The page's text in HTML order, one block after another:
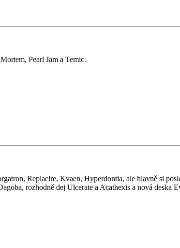
Pearl Jam a Temic.
Replacire, Kvaen, Hyperdontia, ale hlavně si
rozhodně dej Ulcerate a Acathexis a nová deska